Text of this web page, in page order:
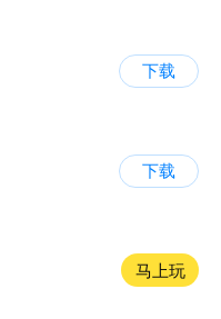
下载
下载
马上玩